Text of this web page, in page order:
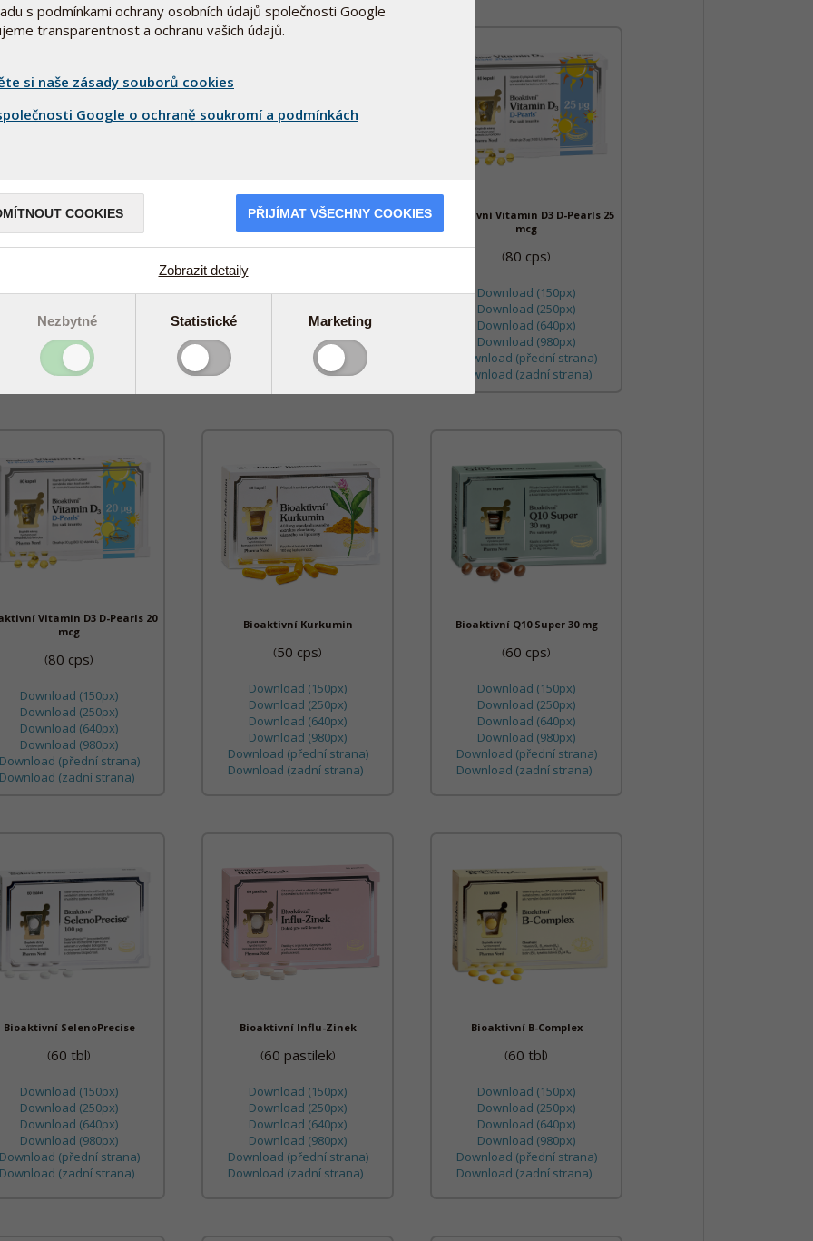
Vitamin D3 D-Pearls 38
Download (150px)
Download (640px)
Download (980px)
Download (přední strana)
Download (zadní strana)
Bioaktivní D-Pearls Phyto 38 mcg
(80 cps)
Download (640px)
Download (přední strana)
Download (zadní strana)
Bioaktivní Vitamin D3 D-Pearls 25
mcg
(80 cps)
Download (150px)
Download (250px)
Download (640px)
Download (980px)
Download (přední strana)
Download (zadní strana)
Vitamin D3 D-Pearls 20
mcg
(80 cps)
Download (150px)
Download (250px)
Download (640px)
Download (980px)
Download (přední strana)
Download (zadní strana)
Bioaktivní Kurkumin
(50 cps)
Download (150px)
Download (250px)
Download (640px)
Download (980px)
Download (přední strana)
Download (zadní strana)
Bioaktivní Q10 Super 30 mg
(60 cps)
Download (150px)
Download (250px)
Download (640px)
Download (980px)
Download (přední strana)
Download (zadní strana)
Bioaktivní SelenoPrecise
(60 tbl)
Download (150px)
Download (250px)
Download (640px)
Download (980px)
Download (přední strana)
Download (zadní strana)
Bioaktivní Influ-Zinek
(60 pastilek)
Download (150px)
Download (250px)
Download (640px)
Download (980px)
Download (přední strana)
Download (zadní strana)
Bioaktivní B-Complex
(60 tbl)
Download (150px)
Download (250px)
Download (640px)
Download (980px)
Download (přední strana)
Download (zadní strana)
s podmínkami ochrany osobních údajů společnosti Google
transparentnost a ochranu vašich údajů.
si naše zásady souborů cookies
Google o ochraně soukromí a podmínkách
COOKIES PŘIJÍMAT VŠECHNY COOKIES
Zobrazit detaily
Nezbytné Statistické Marketing